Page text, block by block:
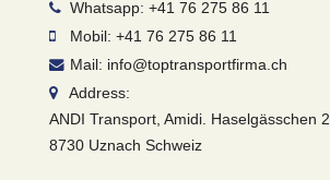
Whatsapp: +41 76 275 86 11
Mobil: +41 76 275 86 11
Mail: info@toptransportfirma.ch
Address:
ANDI Transport, Amidi. Haselgässchen 2
8730 Uznach Schweiz